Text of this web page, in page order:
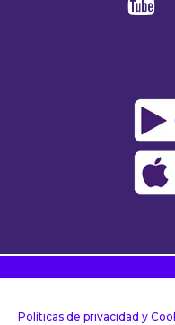
Políticas de privacidad y